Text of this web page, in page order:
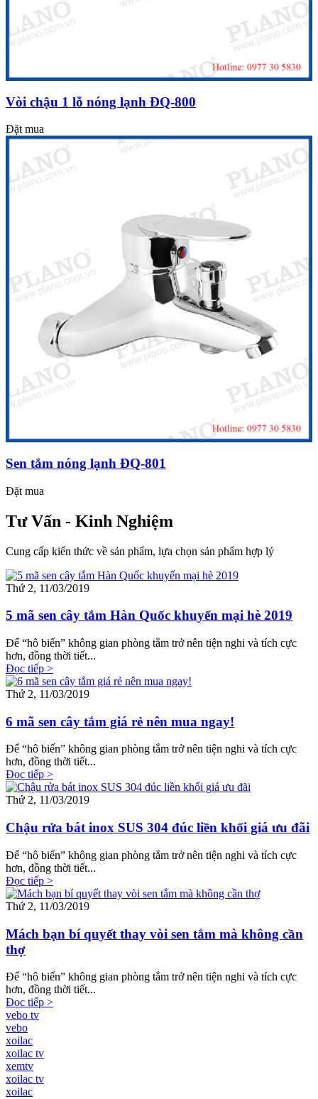
Vòi chậu 1 lỗ nóng lạnh ĐQ-800
Đặt mua
Sen tắm nóng lạnh ĐQ-801
Đặt mua
Tư Vấn - Kinh Nghiệm
Cung cấp kiến thức về sản phẩm, lựa chọn sản phẩm hợp lý
Thứ 2, 11/03/2019
5 mã sen cây tắm Hàn Quốc khuyến mại hè 2019
Để “hô biến” không gian phòng tắm trở nên tiện nghi và tích cực
hơn, đồng thời tiết...
Đọc tiếp >
Thứ 2, 11/03/2019
6 mã sen cây tắm giá rẻ nên mua ngay!
Để “hô biến” không gian phòng tắm trở nên tiện nghi và tích cực
hơn, đồng thời tiết...
Đọc tiếp >
Thứ 2, 11/03/2019
Chậu rửa bát inox SUS 304 đúc liền khối giá ưu đãi
Để “hô biến” không gian phòng tắm trở nên tiện nghi và tích cực
hơn, đồng thời tiết...
Đọc tiếp >
Thứ 2, 11/03/2019
Mách bạn bí quyết thay vòi sen tắm mà không cần
thợ
Để “hô biến” không gian phòng tắm trở nên tiện nghi và tích cực
hơn, đồng thời tiết...
Đọc tiếp >
vebo tv
vebo
xoilac
xoilac tv
xemtv
xoilac tv
xoilac